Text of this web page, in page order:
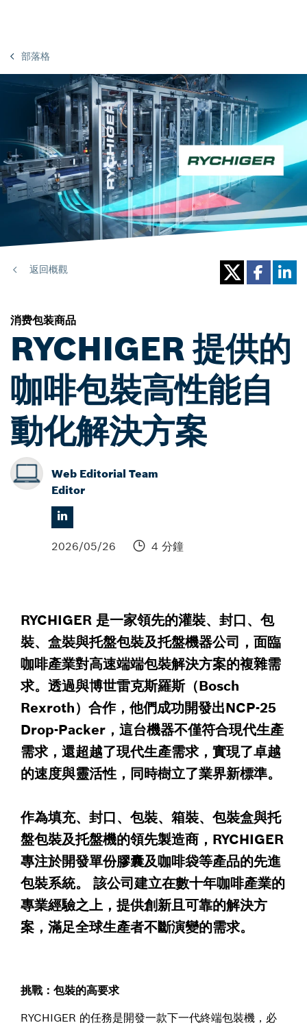
部落格
返回概觀
消费包装商品
RYCHIGER 提供的
咖啡包裝高性能自
動化解決方案
Web Editorial Team
Editor
2026/05/26 4 分鐘
RYCHIGER 是一家領先的灌裝、封口、包
裝、盒裝與托盤包裝及托盤機器公司，面臨
咖啡產業對高速端端包裝解決方案的複雜需
求。透過與博世雷克斯羅斯（Bosch
Rexroth）合作，他們成功開發出NCP-25
Drop-Packer，這台機器不僅符合現代生產
需求，還超越了現代生產需求，實現了卓越
的速度與靈活性，同時樹立了業界新標準。
作為填充、封口、包裝、箱裝、包裝盒與托
盤包裝及托盤機的領先製造商，RYCHIGER
專注於開發單份膠囊及咖啡袋等產品的先進
包裝系統。 該公司建立在數十年咖啡產業的
專業經驗之上，提供創新且可靠的解決方
案，滿足全球生產者不斷演變的需求。
挑戰：包裝的高要求
RYCHIGER 的任務是開發一款下一代終端包裝機，必